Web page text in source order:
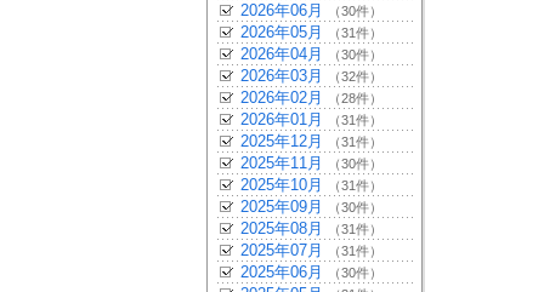
2026年06月 （30件）
2026年05月 （31件）
2026年04月 （30件）
2026年03月 （32件）
2026年02月 （28件）
2026年01月 （31件）
2025年12月 （31件）
2025年11月 （30件）
2025年10月 （31件）
2025年09月 （30件）
2025年08月 （31件）
2025年07月 （31件）
2025年06月 （30件）